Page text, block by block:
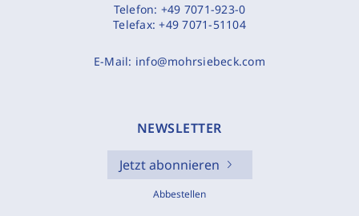
Telefon: +49 7071-923-0
Telefax:+49 7071-51104
E-Mail: info@mohrsiebeck.com
NEWSLETTER
Jetzt abonnieren
Abbestellen